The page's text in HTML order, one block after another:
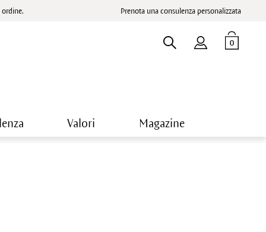
Prenota una consulenza personalizzata
0
Valori Magazine